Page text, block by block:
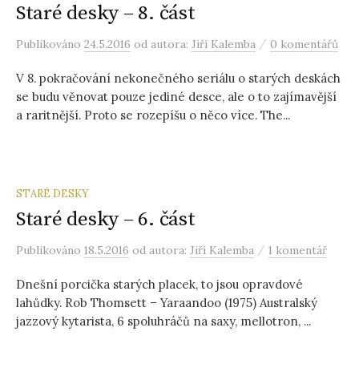
Staré desky – 8. část
Publikováno 24.5.2016 od autora: Jiří Kalemba / 0 komentářů
V 8. pokračování nekonečného seriálu o starých deskách
se budu věnovat pouze jediné desce, ale o to zajímavější
a raritnější. Proto se rozepíšu o něco více. The...
STARÉ DESKY
Staré desky – 6. část
Publikováno 18.5.2016 od autora: Jiří Kalemba / 1 komentář
Dnešní porcička starých placek, to jsou opravdové
lahůdky. Rob Thomsett – Yaraandoo (1975) Australský
jazzový kytarista, 6 spoluhráčů na saxy, mellotron, ...